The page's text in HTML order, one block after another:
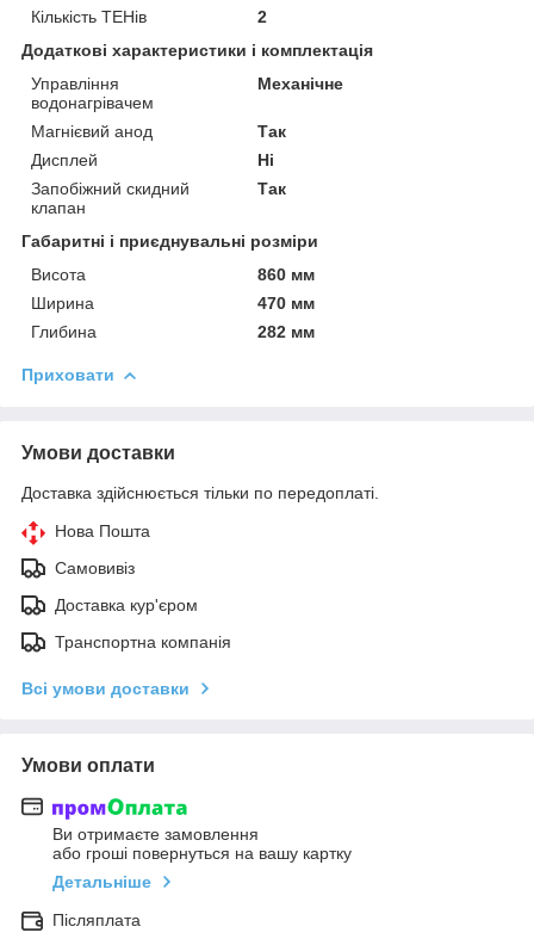
Кількість ТЕНів
2
Додаткові характеристики і комплектація
Управління
водонагрівачем
Механічне
Магнієвий анод
Так
Дисплей
Ні
Запобіжний скидний
клапан
Так
Габаритні і приєднувальні розміри
Висота
860 мм
Ширина
470 мм
Глибина
282 мм
Приховати
Умови доставки
Доставка здійснюється тільки по передоплаті.
Нова Пошта
Самовивіз
Доставка кур'єром
Транспортна компанія
Всі умови доставки
Умови оплати
Ви отримаєте замовлення
або гроші повернуться на вашу картку
Детальніше
Післяплата